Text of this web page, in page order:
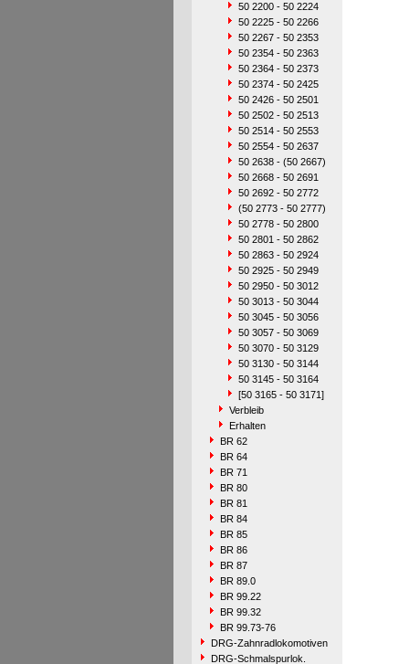
50 2200 - 50 2224
50 2225 - 50 2266
50 2267 - 50 2353
50 2354 - 50 2363
50 2364 - 50 2373
50 2374 - 50 2425
50 2426 - 50 2501
50 2502 - 50 2513
50 2514 - 50 2553
50 2554 - 50 2637
50 2638 - (50 2667)
50 2668 - 50 2691
50 2692 - 50 2772
(50 2773 - 50 2777)
50 2778 - 50 2800
50 2801 - 50 2862
50 2863 - 50 2924
50 2925 - 50 2949
50 2950 - 50 3012
50 3013 - 50 3044
50 3045 - 50 3056
50 3057 - 50 3069
50 3070 - 50 3129
50 3130 - 50 3144
50 3145 - 50 3164
[50 3165 - 50 3171]
Verbleib
Erhalten
BR 62
BR 64
BR 71
BR 80
BR 81
BR 84
BR 85
BR 86
BR 87
BR 89.0
BR 99.22
BR 99.32
BR 99.73-76
DRG-Zahnradlokomotiven
DRG-Schmalspurlok.